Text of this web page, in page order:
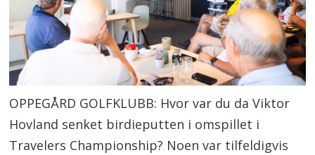
OPPEGÅRD GOLFKLUBB: Hvor var du da Viktor
Hovland senket birdieputten i omspillet i
Travelers Championship? Noen var tilfeldigvis